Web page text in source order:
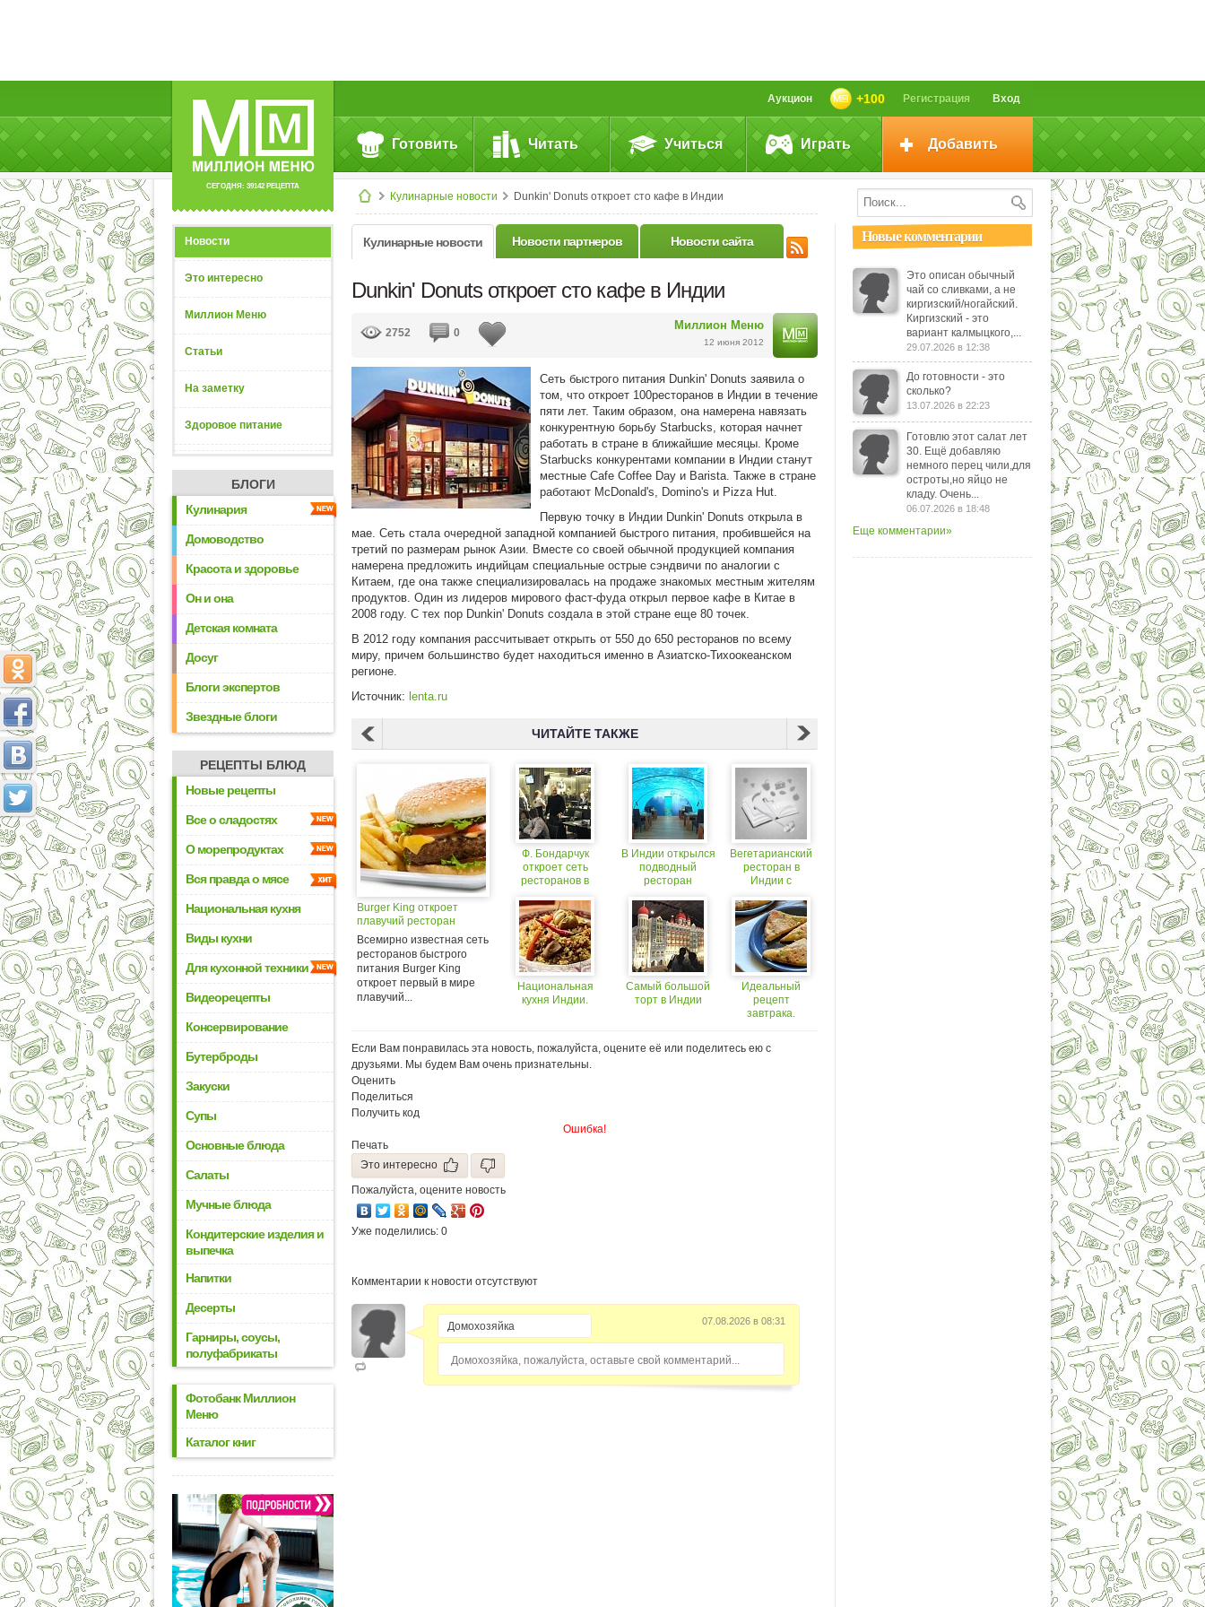
СЕГОДНЯ: 39142 РЕЦЕПТА
Вход
Регистрация
+100
Аукцион
Готовить Читать Учиться Играть Добавить
Кулинарные новости Dunkin' Donuts откроет сто кафе в Индии
Новости
Это интересно
Миллион Меню
Статьи
На заметку
Здоровое питание
БЛОГИ
Кулинария
Домоводство
Красота и здоровье
Он и она
Детская комната
Досуг
Блоги экспертов
Звездные блоги
РЕЦЕПТЫ БЛЮД
Новые рецепты
Все о сладостях
О морепродуктах
Вся правда о мясе
Национальная кухня
Виды кухни
Для кухонной техники
Видеорецепты
Консервирование
Бутерброды
Закуски
Супы
Основные блюда
Салаты
Мучные блюда
Кондитерские изделия и
выпечка
Напитки
Десерты
Гарниры, соусы,
полуфабрикаты
Фотобанк Миллион
Меню
Каталог книг
Кулинарные новости Новости партнеров Новости сайта
Dunkin' Donuts откроет сто кафе в Индии
Миллион Меню
12 июня 2012
2752 0
Сеть быстрого питания Dunkin' Donuts заявила о
том, что откроет 100ресторанов в Индии в течение
пяти лет. Таким образом, она намерена навязать
конкурентную борьбу Starbucks, которая начнет
работать в стране в ближайшие месяцы. Кроме
Starbucks конкурентами компании в Индии станут
местные Cafe Coffee Day и Barista. Также в стране
работают McDonald's, Domino's и Pizza Hut.
Первую точку в Индии Dunkin' Donuts открыла в
мае. Сеть стала очередной западной компанией быстрого питания, пробившейся на
третий по размерам рынок Азии. Вместе со своей обычной продукцией компания
намерена предложить индийцам специальные острые сэндвичи по аналогии с
Китаем, где она также специализировалась на продаже знакомых местным жителям
продуктов. Один из лидеров мирового фаст-фуда открыл первое кафе в Китае в
2008 году. С тех пор Dunkin' Donuts создала в этой стране еще 80 точек.
В 2012 году компания рассчитывает открыть от 550 до 650 ресторанов по всему
миру, причем большинство будет находиться именно в Азиатско-Тихоокеанском
регионе.
Источник: lenta.ru
ЧИТАЙТЕ ТАКЖЕ
Burger King откроет
плавучий ресторан
Всемирно известная сеть
ресторанов быстрого
питания Burger King
откроет первый в мире
плавучий...
Ф. Бондарчук
откроет сеть
ресторанов в
Национальная
кухня Индии.
В Индии открылся
подводный
ресторан
Самый большой
торт в Индии
Вегетарианский
ресторан в
Индии с
зеками
Идеальный
рецепт
завтрака.
Если Вам понравилась эта новость, пожалуйста, оцените её или поделитесь ею с
друзьями. Мы будем Вам очень признательны.
Оценить
Поделиться
Получить код
Ошибка!
Печать
Это интересно
Пожалуйста, оцените новость
Уже поделились: 0
Комментарии к новости отсутствуют
07.08.2026 в 08:31
Домохозяйка, пожалуйста, оставьте свой комментарий...
Новые комментарии
Это описан обычный
чай со сливками, а не
киргизский/ногайский.
Киргизский - это
вариант калмыцкого,...
29.07.2026 в 12:38
До готовности - это
сколько?
13.07.2026 в 22:23
Готовлю этот салат лет
30. Ещё добавляю
немного перец чили,для
остроты,но яйцо не
кладу. Очень...
06.07.2026 в 18:48
Еще комментарии»